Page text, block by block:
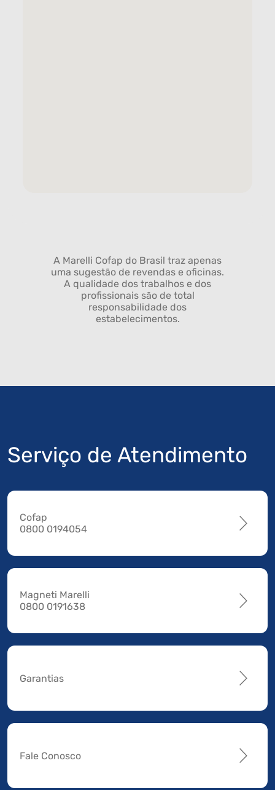
A Marelli Cofap do Brasil traz apenas
uma sugestão de revendas e oficinas.
A qualidade dos trabalhos e dos
profissionais são de total
responsabilidade dos
estabelecimentos.
Serviço de Atendimento
Cofap
0800 0194054
Magneti Marelli
0800 0191638
Garantias
Fale Conosco